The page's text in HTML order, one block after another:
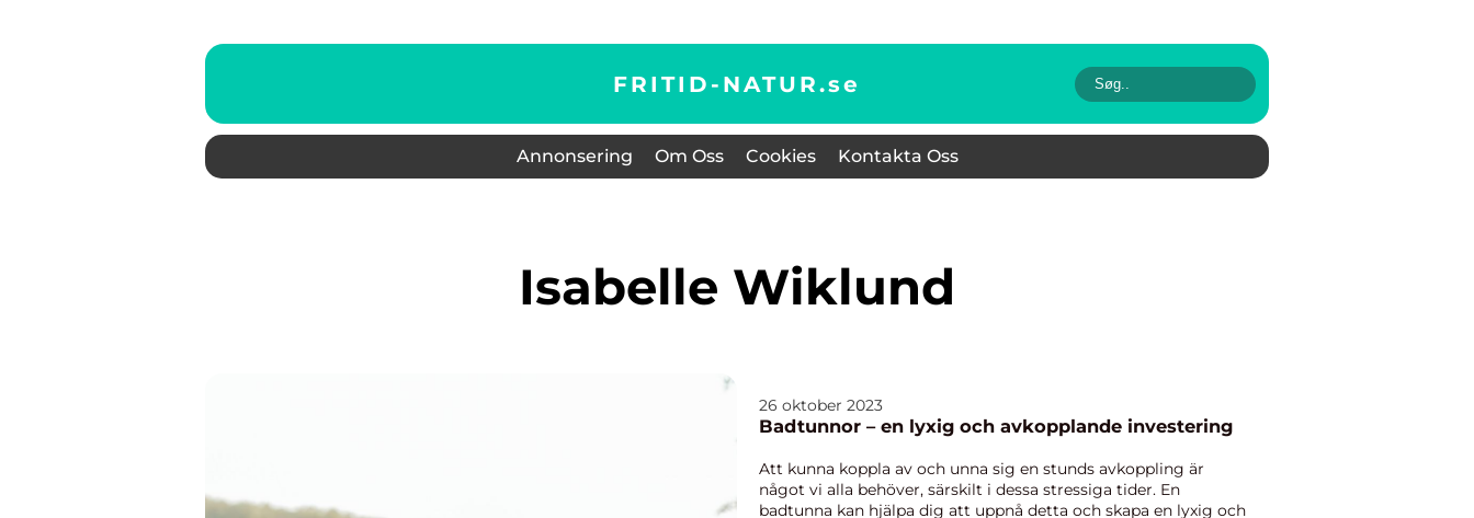
FRITID-NATUR.se
Annonsering Om Oss Cookies Kontakta Oss
Isabelle Wiklund
26 oktober 2023
Badtunnor – en lyxig och avkopplande investering
Att kunna koppla av och unna sig en stunds avkoppling är
något vi alla behöver, särskilt i dessa stressiga tider. En
badtunna kan hjälpa dig att uppnå detta och skapa en lyxig och